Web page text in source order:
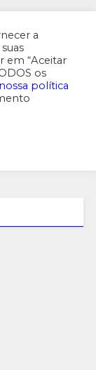
a
em “Aceitar
os
política